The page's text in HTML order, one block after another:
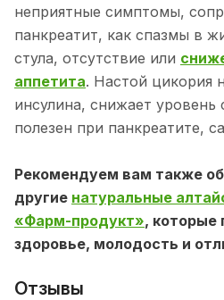
неприятные симптомы,
панкреатит, как спазмы в
стула, отсутствие или
аппетита. Настой цикория
инсулина, снижает уровень
полезен при панкреатите,
Рекомендуем вам также
другие натуральные
«Фарм-продукт», которые
здоровье, молодость и
Отзывы